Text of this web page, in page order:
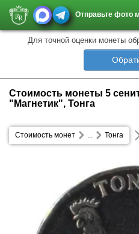
Отправьте фото
Для точной оценки монеты
Стоимость монеты 5
"Магнетик", Тонга
Стоимость монет Тонга
...